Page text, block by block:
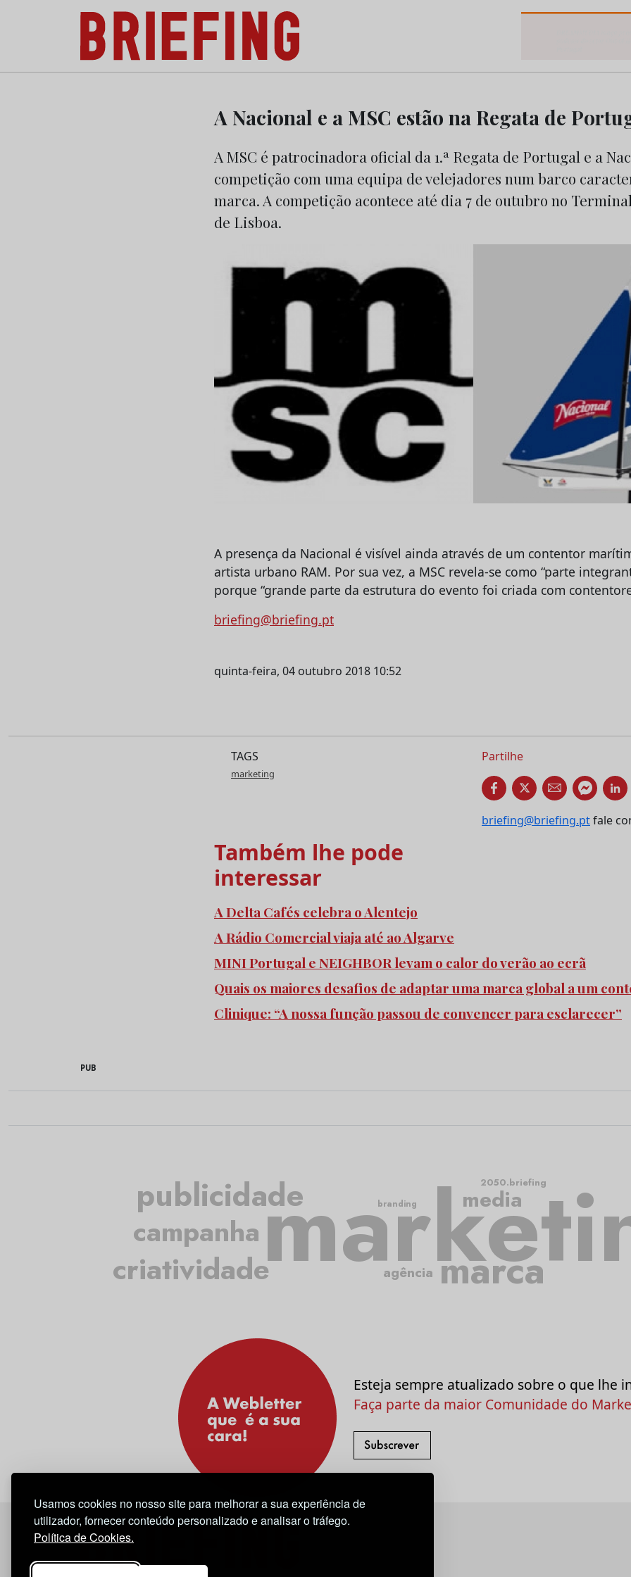
Usamos cookies no nosso site para melhorar a sua experiência de
utilizador, fornecer conteúdo personalizado e analisar o tráfego.
Política de Cookies.
Briefing: Todas as notícias sobre os negócios do Marketing e da Publicidade
A Nacional e a MSC estão na Regata de
A MSC é patrocinadora oficial da 1.ª Regata de Portugal e a
competição com uma equipa de velejadores num barco
marca. A competição acontece até dia 7 de outubro no
de Lisboa.
A presença da Nacional é visível ainda através de um contentor
artista urbano RAM. Por sua vez, a MSC revela-se como “parte
porque “grande parte da estrutura do evento foi criada com
briefing@briefing.pt
quinta-feira, 04 outubro 2018 10:52
TAGS
marketing
Partilhe
briefing@briefing.ptfale
Também lhe pode
interessar
A Delta Cafés celebra o Alentejo
A Rádio Comercial viaja até ao Algarve
MINI Portugal e NEIGHBOR levam o calor do verão ao ecrã
Quais os maiores desafios de adaptar uma marca global a um
Clinique: “A nossa função passou de convencer para esclarecer”
PUB
publicidade
marca
criatividade
campanha
media
agência
2050.briefing
branding
Esteja sempre atualizado sobre o que lhe
Faça parte da maior Comunidade do